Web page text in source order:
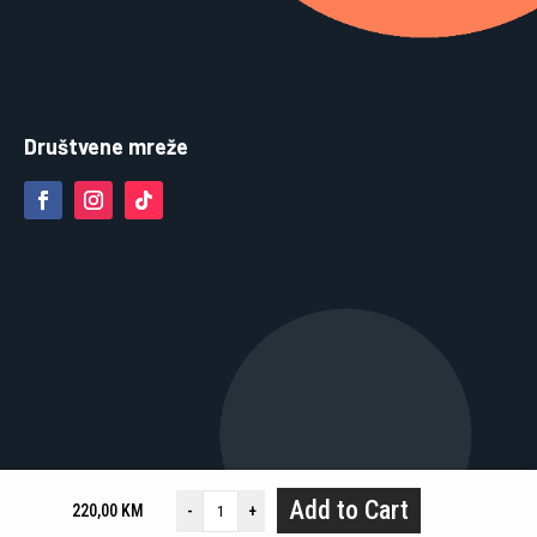
Društvene mreže
220,00 KM - + Add to Cart